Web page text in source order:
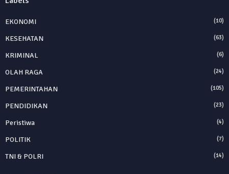
EKONOMI (10)
KESEHATAN (63)
KRIMINAL (6)
OLAH RAGA (24)
PEMERINTAHAN (105)
PENDIDIKAN (23)
Peristiwa (4)
POLITIK (7)
TNI & POLRI (14)